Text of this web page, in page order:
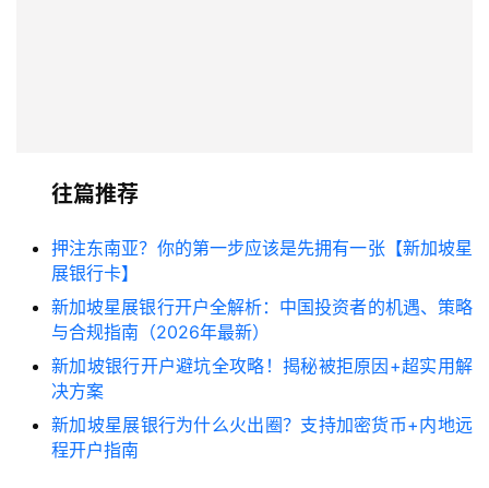
往篇推荐
押注东南亚？你的第一步应该是先拥有一张【新加坡星
展银行卡】
新加坡星展银行开户全解析：中国投资者的机遇、策略
与合规指南（2026年最新）
新加坡银行开户避坑全攻略！揭秘被拒原因+超实用解
决方案
新加坡星展银行为什么火出圈？支持加密货币+内地远
程开户指南